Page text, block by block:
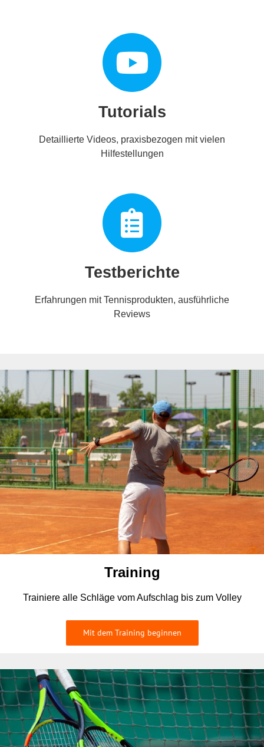
Tutorials
Detaillierte Videos, praxisbezogen mit vielen
Hilfestellungen
Testberichte
Erfahrungen mit Tennisprodukten, ausführliche
Reviews
Training
Trainiere alle Schläge vom Aufschlag bis zum Volley
Mit dem Training beginnen